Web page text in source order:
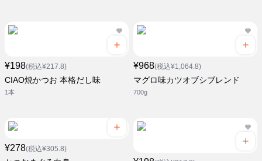
¥198(税込¥217.8)
CIAO焼かつお 本格だし味
1本
¥968(税込¥1,064.8)
マグロ味カツオブシブレンド
700g
¥278(税込¥305.8)